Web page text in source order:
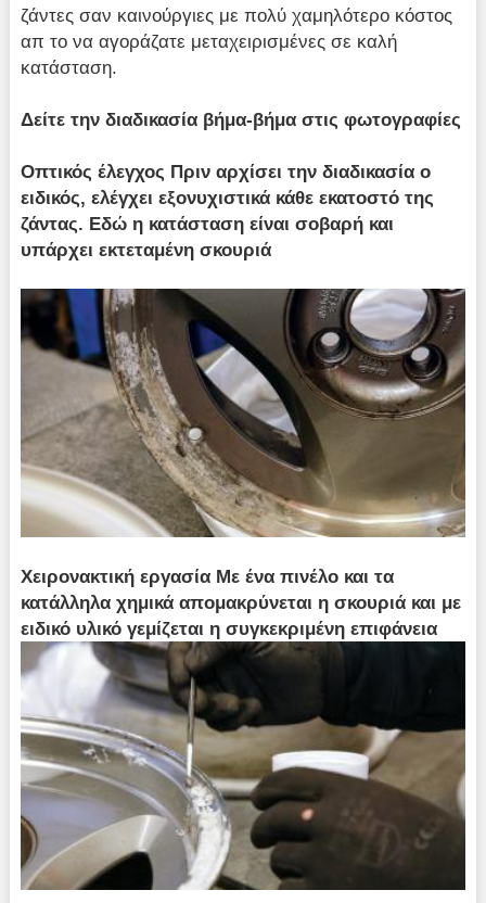
ζάντες σαν καινούργιες με πολύ χαμηλότερο κόστος
απ το να αγοράζατε μεταχειρισμένες σε καλή
κατάσταση.
Δείτε την διαδικασία βήμα-βήμα στις φωτογραφίες
Οπτικός έλεγχος Πριν αρχίσει την διαδικασία ο
ειδικός, ελέγχει εξονυχιστικά κάθε εκατοστό της
ζάντας. Εδώ η κατάσταση είναι σοβαρή και
υπάρχει εκτεταμένη σκουριά
Χειρονακτική εργασία Με ένα πινέλο και τα
κατάλληλα χημικά απομακρύνεται η σκουριά και με
ειδικό υλικό γεμίζεται η συγκεκριμένη επιφάνεια